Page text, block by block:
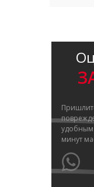
удобным
минут